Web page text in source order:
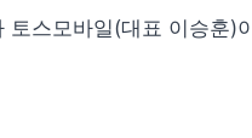
스모바일(대표 이승훈)